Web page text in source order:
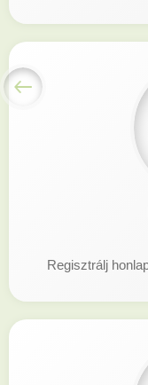
Regisztrálj